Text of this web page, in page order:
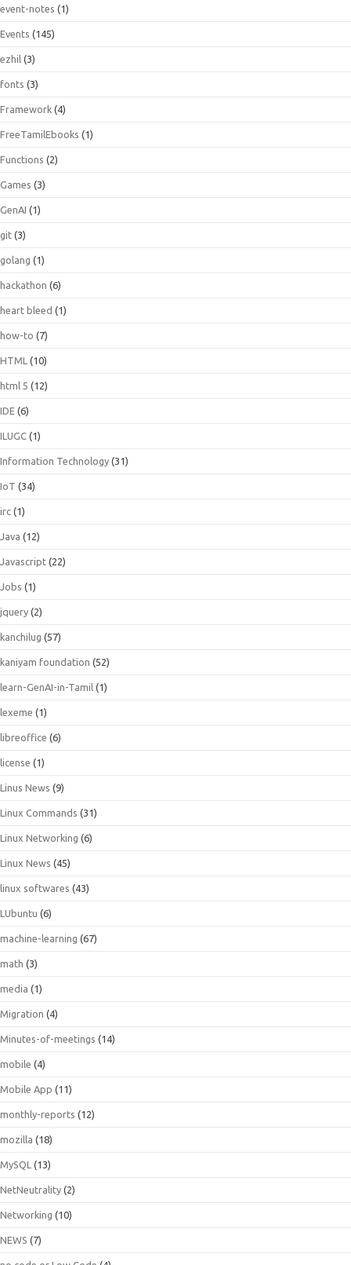
event-notes (1)
Events (145)
ezhil (3)
fonts (3)
Framework (4)
FreeTamilEbooks (1)
Functions (2)
Games (3)
GenAI (1)
git (3)
golang (1)
hackathon (6)
heart bleed (1)
how-to (7)
HTML (10)
html 5 (12)
IDE (6)
ILUGC (1)
Information Technology (31)
IoT (34)
irc (1)
Java (12)
Javascript (22)
Jobs (1)
jquery (2)
kanchilug (57)
kaniyam foundation (52)
learn-GenAI-in-Tamil (1)
lexeme (1)
libreoffice (6)
license (1)
Linus News (9)
Linux Commands (31)
Linux Networking (6)
Linux News (45)
linux softwares (43)
LUbuntu (6)
machine-learning (67)
math (3)
media (1)
Migration (4)
Minutes-of-meetings (14)
mobile (4)
Mobile App (11)
monthly-reports (12)
mozilla (18)
MySQL (13)
NetNeutrality (2)
Networking (10)
NEWS (7)